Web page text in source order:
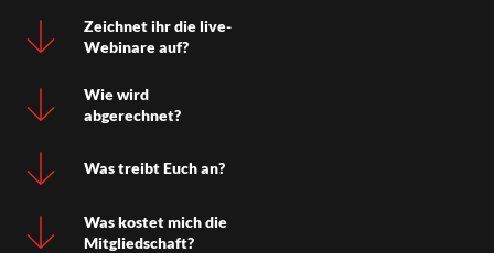
Zeichnet ihr die live-
Webinare auf?
Wie wird
abgerechnet?
Was treibt Euch an?
Was kostet mich die
Mitgliedschaft?